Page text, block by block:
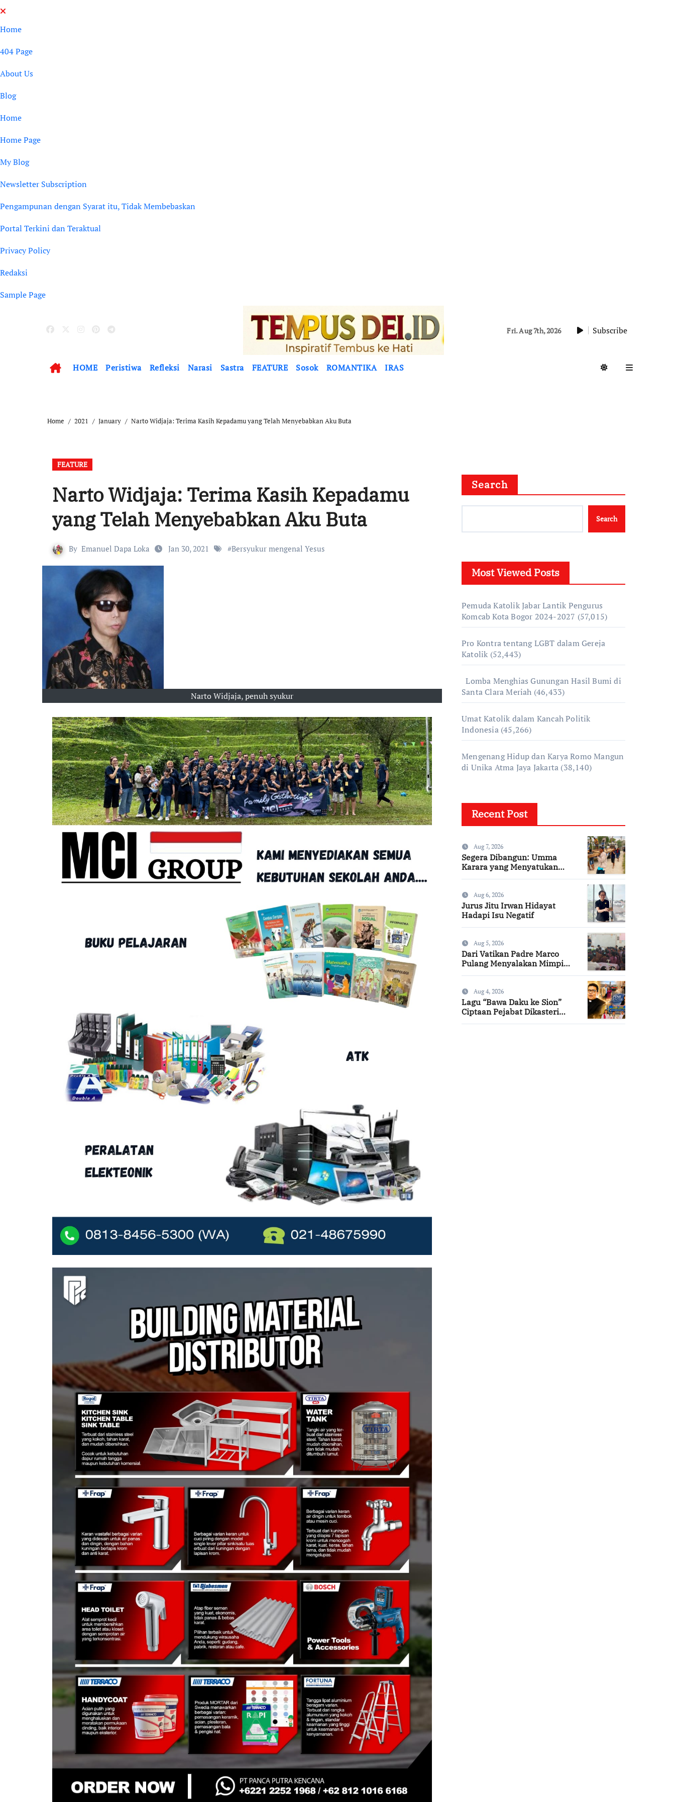
Skip
to
Home
404 Page
About Us
Blog
Home
Home Page
My Blog
Newsletter Subscription
Pengampunan dengan Syarat itu, Tidak Membebaskan
Portal Terkini dan Teraktual
Privacy Policy
Redaksi
Sample Page
Fri. Aug 7th, 2026 Subscribe
HOME Peristiwa Refleksi Narasi Sastra FEATURE Sosok ROMANTIKA IRAS
Home 2021 January Narto Widjaja: Terima Kasih Kepadamu yang Telah Menyebabkan Aku Buta
FEATURE
Narto Widjaja: Terima Kasih Kepadamu
yang Telah Menyebabkan Aku Buta
By Emanuel Dapa Loka Jan 30, 2021 #Bersyukur mengenal Yesus
Narto Widjaja, penuh syukur
Search
Search
Most Viewed Posts
Pemuda Katolik Jabar Lantik Pengurus
Komcab Kota Bogor 2024-2027 (57,015)
Pro Kontra tentang LGBT dalam Gereja
Katolik (52,443)
Lomba Menghias Gunungan Hasil Bumi di
Santa Clara Meriah (46,433)
Umat Katolik dalam Kancah Politik
Indonesia (45,266)
Mengenang Hidup dan Karya Romo Mangun
di Unika Atma Jaya Jakarta (38,140)
Recent Post
Aug 7, 2026
Segera Dibangun: Umma
Karara yang Menyatukan
Aug 6, 2026
Jurus Jitu Irwan Hidayat
Hadapi Isu Negatif
Aug 5, 2026
Dari Vatikan Padre Marco
Pulang Menyalakan Mimpi
Aug 4, 2026
Lagu “Bawa Daku ke Sion”
Ciptaan Pejabat Dikasteri